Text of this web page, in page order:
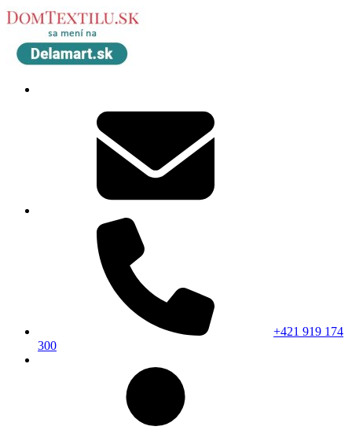
+421 919 174
300